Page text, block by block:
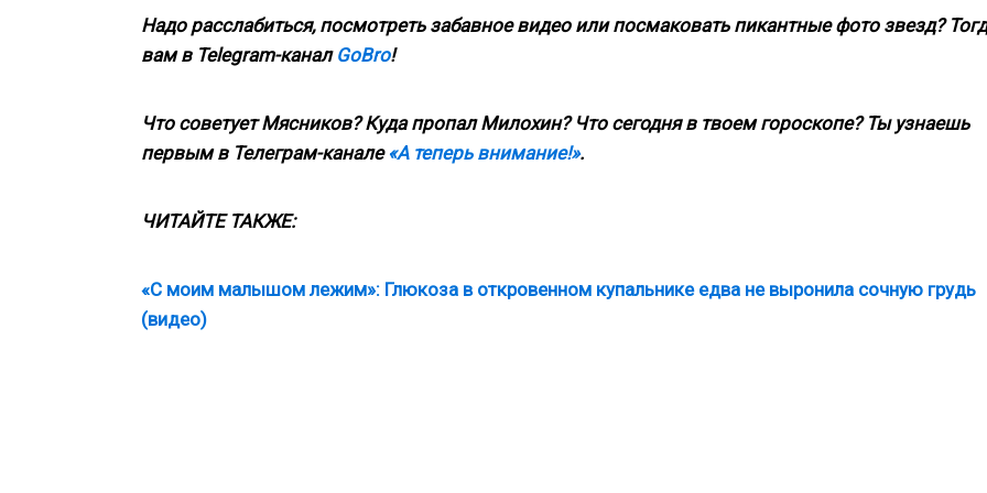
Надо расслабиться, посмотреть забавное видео или посмаковать пикантные фото звезд?
вам в Telegram-канал GoBro!
Что советует Мясников? Куда пропал Милохин? Что сегодня в твоем гороскопе? Ты узнаешь
первым в Телеграм-канале «А теперь внимание!».
ЧИТАЙТЕ ТАКЖЕ:
«С моим малышом лежим»: Глюкоза в откровенном купальнике едва не выронила сочную грудь
(видео)